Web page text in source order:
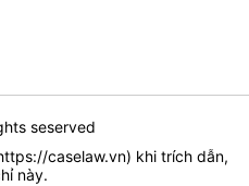
seserved
caselaw.vn) khi trích dẫn,
này.